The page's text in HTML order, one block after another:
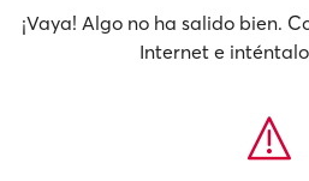
¡Vaya! Algo no ha salido bien.
Internet e